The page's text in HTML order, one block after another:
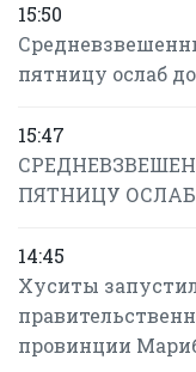
15:50
пятницу ослаб до
15:47
ПЯТНИЦУ ОСЛАБ
14:45
Хуситы
провинции